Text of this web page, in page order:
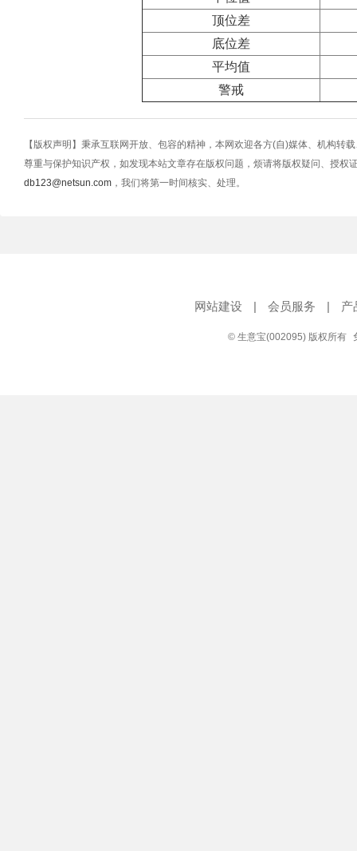
顶位差
底位差
平均值
警戒
【版权声明】秉承互联网开放、包容的精神，本网欢迎各方(自)媒体、机构转
尊重与保护知识产权，如发现本站文章存在版权问题，烦请将版权疑问、授权
db123@netsun.com ，我们将第一时间核实、处理。
网站建设 | 会员服务 | 产
© 生意宝(002095) 版权所有